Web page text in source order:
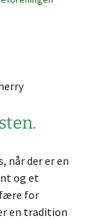
når der er en
og et
for
en tradition